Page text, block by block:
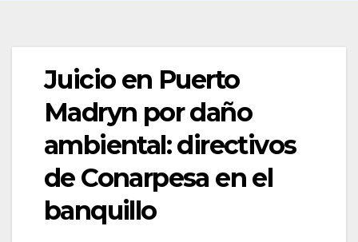
Juicio en Puerto
Madryn por daño
ambiental: directivos
de Conarpesa en el
banquillo